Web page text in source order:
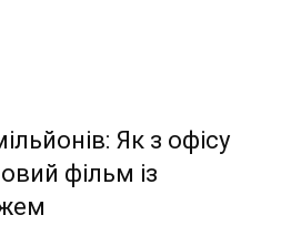
Як з офісу
фільм із